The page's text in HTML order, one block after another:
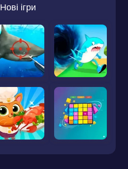
Нові ігри